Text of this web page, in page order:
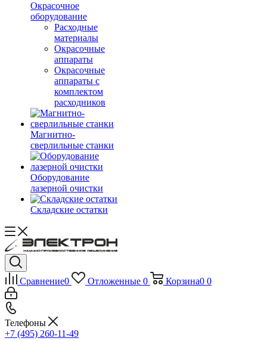
Окрасочное
оборудование
Расходные
материалы
Окрасочные
аппараты
Окрасочные
аппараты с
комплектом
расходников
Магнитно-
сверлильные станки
Оборудование
лазерной очистки
Складские остатки
Сравнение0 Отложенные 0 Корзина0 0
Телефоны
+7 (495) 260-11-49